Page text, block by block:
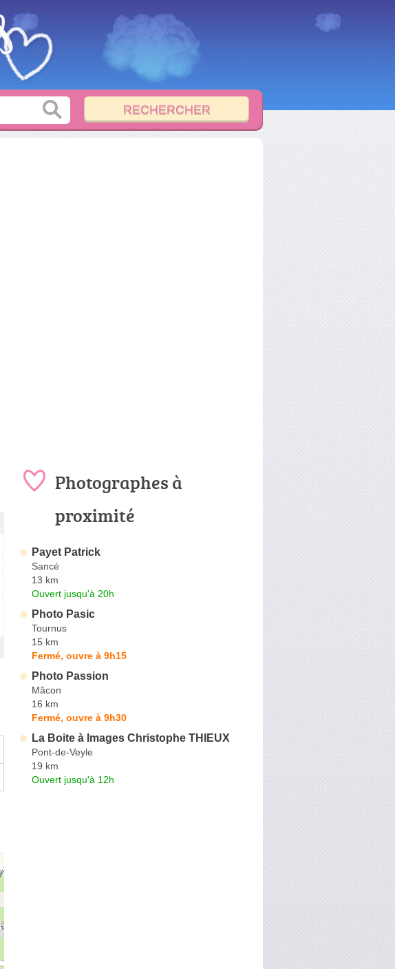
Photographes à
proximité
Payet Patrick
Sancé
13 km
Ouvert jusqu'à 20h
Photo Pasic
Tournus
15 km
Fermé, ouvre à 9h15
Photo Passion
Mâcon
16 km
Fermé, ouvre à 9h30
La Boite à Images Christophe THIEUX
Pont-de-Veyle
19 km
Ouvert jusqu'à 12h